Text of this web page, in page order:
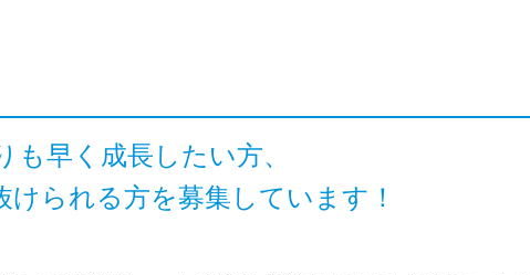
早く成長したい方、
られる方を募集しています！